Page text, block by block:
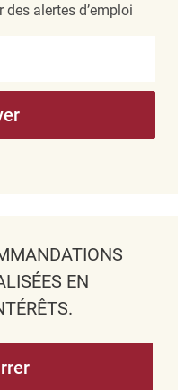
alertes d’emploi
EN